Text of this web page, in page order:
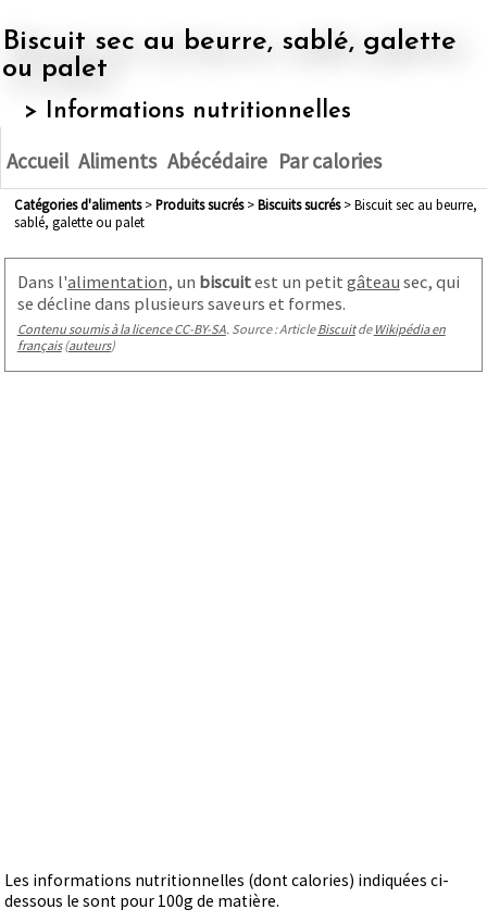
Biscuit sec au beurre, sablé, galette
ou palet
> Informations nutritionnelles
Accueil Aliments Abécédaire Par calories
Catégories d'aliments> produits sucrés> biscuits sucrés> Biscuit sec au beurre,
sablé, galette ou palet
Dans l'alimentation, un biscuitest un petit gâteau sec, qui
se décline dans plusieurs saveurs et formes.
Contenu soumis à la licence CC-BY-SA. Source : ArticleBiscuitde Wikipédia en
français(auteurs)
Les informations nutritionnelles (dont calories) indiquées ci-
dessous le sont pour 100g de matière.